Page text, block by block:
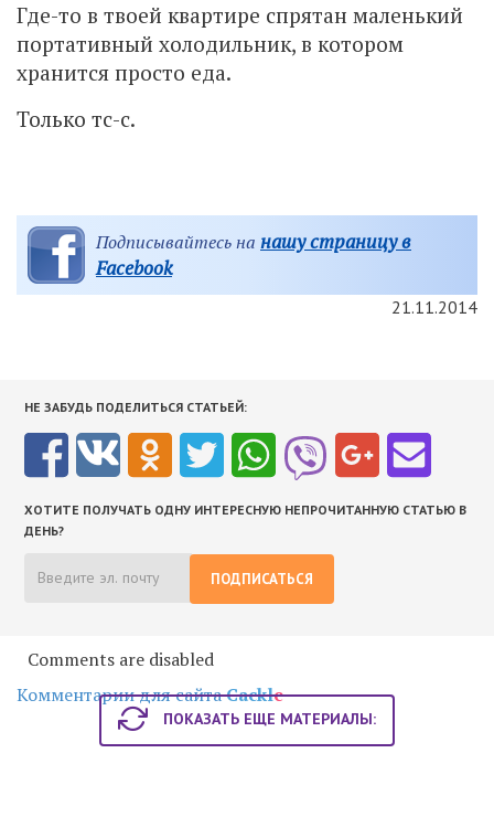
Где-то в твоей квартире спрятан маленький
портативный холодильник, в котором
хранится просто еда.
Только тс-с.
Подписывайтесь на нашу страницу в
Facebook
21.11.2014
НЕ ЗАБУДЬ ПОДЕЛИТЬСЯ СТАТЬЕЙ:
ХОТИТЕ ПОЛУЧАТЬ ОДНУ ИНТЕРЕСНУЮ НЕПРОЧИТАННУЮ СТАТЬЮ В
ДЕНЬ?
ПОДПИСАТЬСЯ
Comments are disabled
Комментарии для сайтаCackle
ПОКАЗАТЬ ЕЩЕ МАТЕРИАЛЫ: